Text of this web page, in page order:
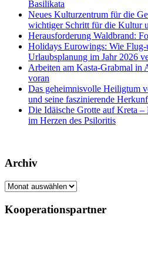
Basilikata
Neues Kulturzentrum für die
wichtiger Schritt für die Kultur
Herausforderung Waldbrand:
Holidays Eurowings: Wie
Urlaubsplanung im Jahr 2026
Arbeiten am Kasta-Grabmal in
voran
Das geheimnisvolle Heiligtum
und seine faszinierende
Die Idäische Grotte auf Kreta
im Herzen des Psiloritis
Archiv
Archiv
Kooperationspartner